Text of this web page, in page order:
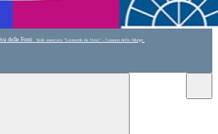
delle Fonti Sede associata "Leonardo da Vinci" - Cassano delle Murge